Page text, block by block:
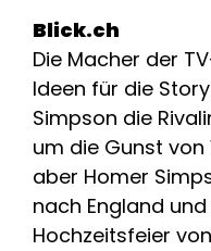
Blick.ch
Die Macher der
Ideen für die
Simpson die
um die Gunst von
aber Homer
nach England
Hochzeitsfeier